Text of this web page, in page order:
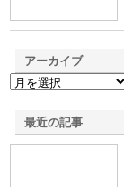
アーカイブ
最近の記事